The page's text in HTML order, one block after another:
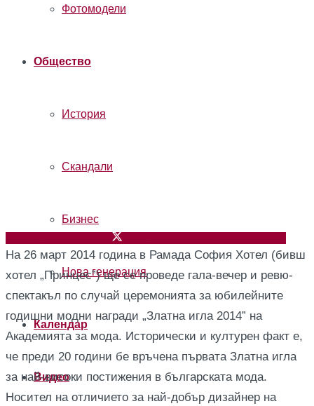
Фотомодели
Общество
История
Скандали
Бизнес
Нова генерация
Календар
Видео
Сподели в Facebook
На 26 март 2014 година в Рамада София Хотел (бивш
хотел „Принцес”) ще се проведе гала-вечер и ревю-
спектакъл по случай церемонията за юбилейните
годишни модни награди „Златна игла 2014” на
Академията за мода. Исторически и културен факт е,
че преди 20 години бе връчена първата Златна игла
за най-високи постижения в българската мода.
Носител на отличието за най-добър дизайнер на